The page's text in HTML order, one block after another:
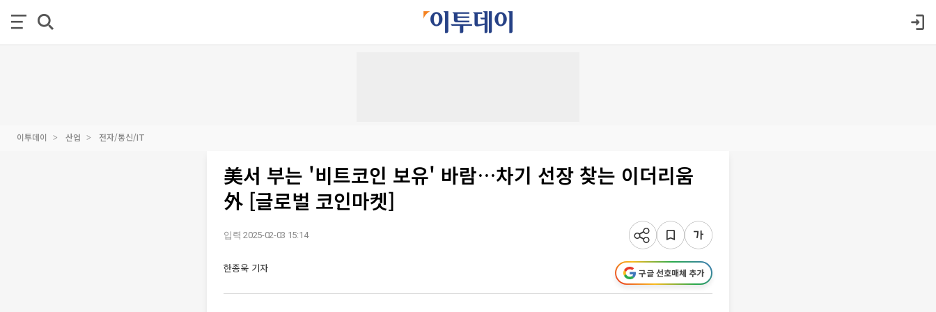
이투데이 산업 전자/통신/IT
美서 부는 '비트코인 보유' 바람…차기 선장 찾는 이더리움
外 [글로벌 코인마켓]
입력 2025-02-03 15:14
한종욱 기자 구글 선호매체 추가